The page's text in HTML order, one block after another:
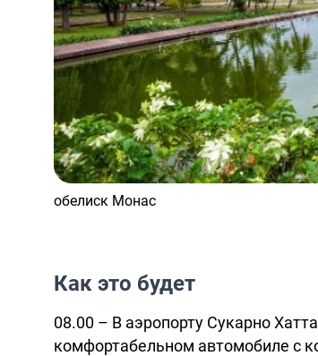
обелиск Монас
Как это будет
08.00 – В аэропорту Сукарно
комфортабельном автомобиле с